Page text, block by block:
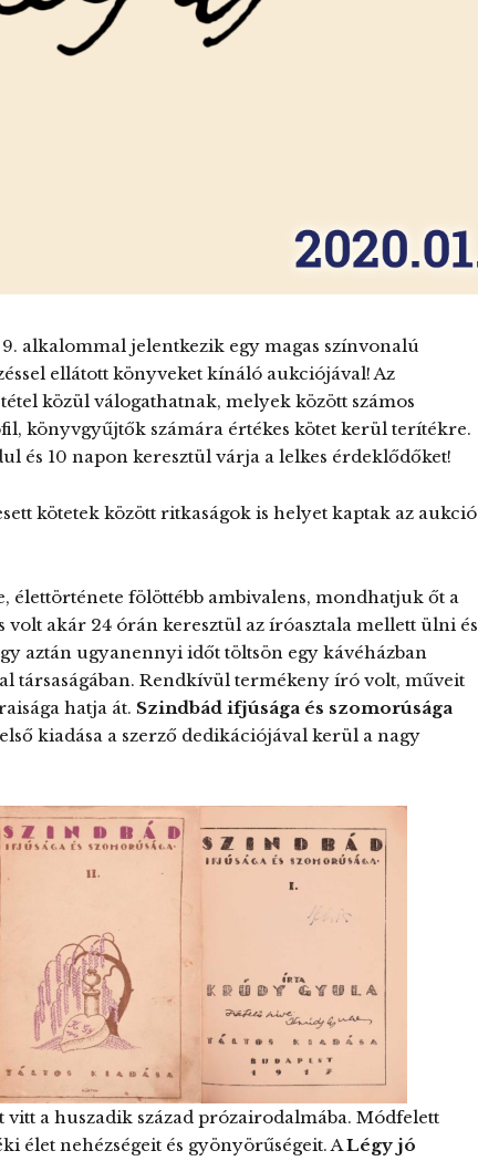
alkalommal jelentkezik egy magas színvonalú
ellátott könyveket kínáló aukciójával! Az
közül válogathatnak, melyek között számos
könyvgyűjtők számára értékes kötet kerül terítékre.
és 10 napon keresztül várja a lelkes érdeklődőket!
kötetek között ritkaságok is helyet kaptak az aukció
élettörténete fölöttébb ambivalens, mondhatjuk őt a
volt akár 24 órán keresztül az íróasztala mellett ülni és
aztán ugyanennyi időt töltsön egy kávéházban
társaságában. Rendkívül termékeny író volt, műveit
hatja át. Szindbád ifjúsága és szomorúsága
kiadása a szerző dedikációjával kerül a nagy
vitt a huszadik század prózairodalmába. Módfelett
élet nehézségeit és gyönyörűségeit. ALégy jó